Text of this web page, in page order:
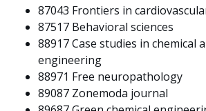
87043 Frontiers in
87517 Behavioral sciences
88917Case studies in chemical
engineering
88971 Free neuropathology
89087 Zonemoda journal